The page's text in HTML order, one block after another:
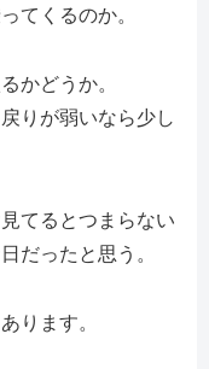
てくるのか。
かどうか。
りが弱いなら少し
てるとつまらない
だったと思う。
ります。